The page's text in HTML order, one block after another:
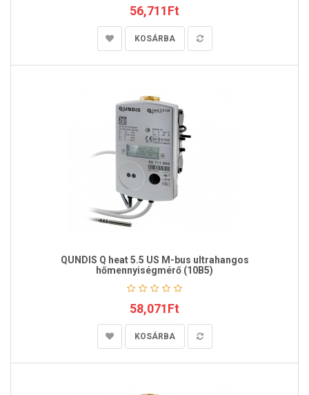
56,711Ft
KOSÁRBA
QUNDIS Q heat 5.5 US M-bus ultrahangos
hőmennyiségmérő (10B5)
58,071Ft
KOSÁRBA